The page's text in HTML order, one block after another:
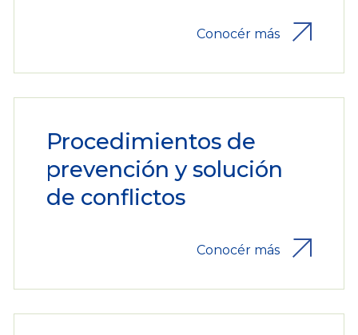
Conocér más
Procedimientos de
prevención y solución
de conflictos
Conocér más